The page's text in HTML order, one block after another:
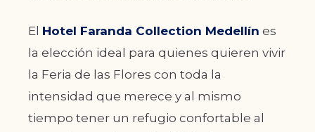
El Hotel Faranda Collection Medellín es
la elección ideal para quienes quieren vivir
la Feria de las Flores con toda la
intensidad que merece y al mismo
tiempo tener un refugio confortable al